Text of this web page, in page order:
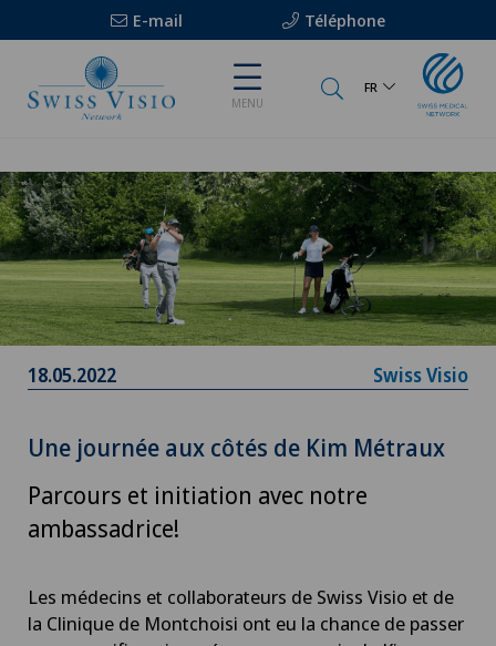
E-mail Téléphone
MENU
FR
18.05.2022 Swiss Visio
Une journée aux côtés de Kim Métraux
Parcours et initiation avec notre
ambassadrice!
Les médecins et collaborateurs de Swiss Visio et de
la Clinique de Montchoisi ont eu la chance de passer